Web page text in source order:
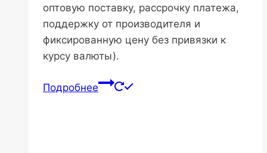
оптовую поставку, рассрочку платежа,
поддержку от производителя и
фиксированную цену без привязки к
курсу валюты).
Подробнее